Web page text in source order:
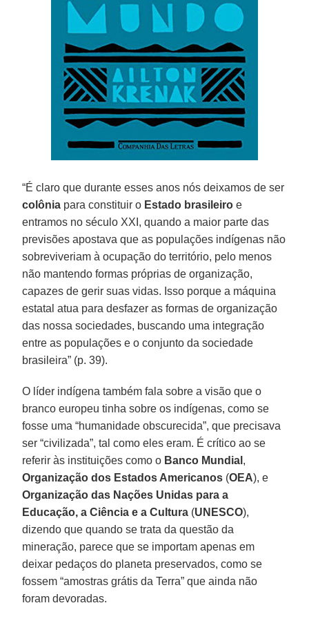
“É claro que durante esses anos nós deixamos de ser
colônia para constituir o Estado brasileiro e
entramos no século XXI, quando a maior parte das
previsões apostava que as populações indígenas não
sobreviveriam à ocupação do território, pelo menos
não mantendo formas próprias de organização,
capazes de gerir suas vidas. Isso porque a máquina
estatal atua para desfazer as formas de organização
das nossa sociedades, buscando uma integração
entre as populações e o conjunto da sociedade
brasileira” (p. 39).
O líder indígena também fala sobre a visão que o
branco europeu tinha sobre os indígenas, como se
fosse uma “humanidade obscurecida”, que precisava
ser “civilizada”, tal como eles eram. É crítico ao se
referir às instituições como o Banco Mundial ,
Organização dos Estados Americanos (OEA), e
Organização das Nações Unidas para a
Educação, a Ciência e a Cultura (UNESCO),
dizendo que quando se trata da questão da
mineração, parece que se importam apenas em
deixar pedaços do planeta preservados, como se
fossem “amostras grátis da Terra” que ainda não
foram devoradas.